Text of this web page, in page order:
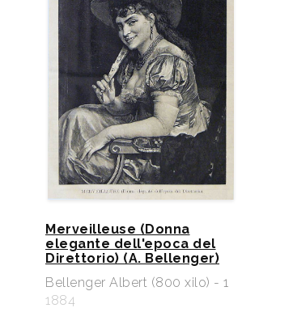
Merveilleuse (Donna
elegante dell'epoca del
Direttorio) (A. Bellenger)
Bellenger Albert (800 xilo) - 1
1884